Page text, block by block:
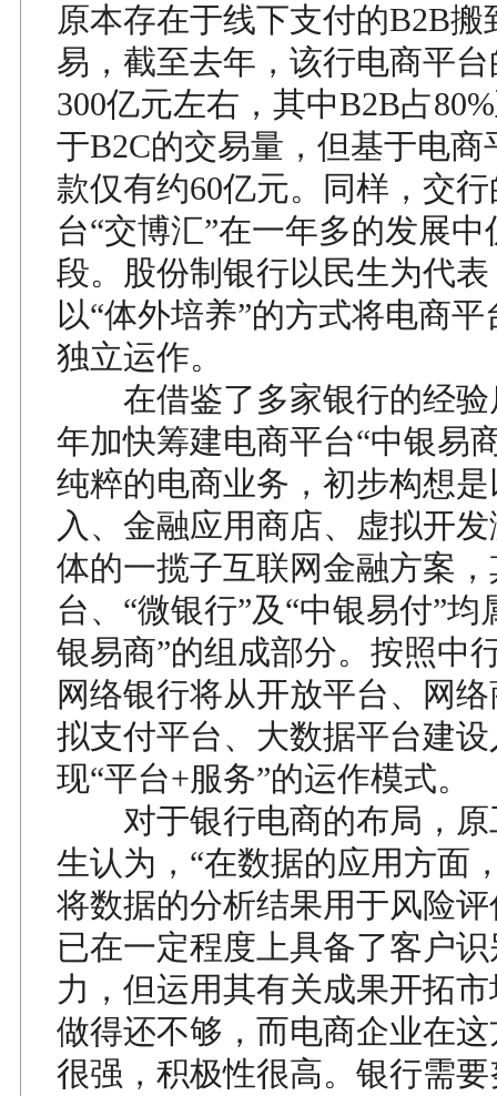
原本存在于线下支付的B2B搬
易，截至去年，该行电商平
300亿元左右，其中B2B占
于B2C的交易量，但基于电商
款仅有约60亿元。同样，交
台“交博汇”在一年多的发展
段。股份制银行以民生为代
以“体外培养”的方式将电商
独立运作。
在借鉴了多家银行的经验
年加快筹建电商平台“中银易
纯粹的电商业务，初步构想
入、金融应用商店、虚拟开
体的一揽子互联网金融方案
台、“微银行”及“中银易付”均
银易商”的组成部分。按照中
网络银行将从开放平台、网
拟支付平台、大数据平台建
现“平台+服务”的运作模式。
对于银行电商的布局，原
生认为，“在数据的应用方面
将数据的分析结果用于风险
已在一定程度上具备了客户
力，但运用其有关成果开拓
做得还不够，而电商企业在
很强，积极性很高。银行需